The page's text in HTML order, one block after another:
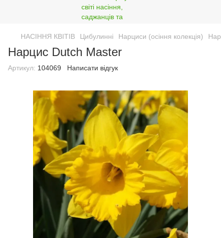
НАСІННЯ КВІТІВ Цибулинні Нарциси (осіння колекція)
Нарцис Dutch Master
Артикул: 104069 Написати відгук